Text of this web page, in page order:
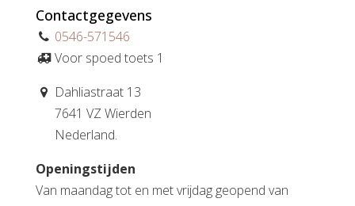
Contactgegevens
0546-571546
Voor spoed toets 1
Dahliastraat 13
7641 VZ Wierden
Nederland.
Openingstijden
Van maandag tot en met vrijdag geopend van